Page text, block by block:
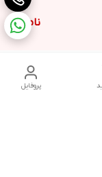
ناموجود
پروفایل